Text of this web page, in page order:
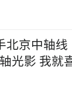
北京中轴线
光影 我就